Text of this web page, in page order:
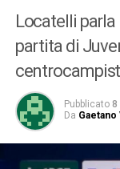
Locatelli
partita di
Pubblicato 8
Da